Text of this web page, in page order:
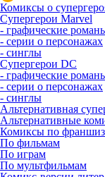
Комиксы о
Супергерои Marvel
- графические
- серии о персонажах
- синглы
Супергерои DC
- графические
- серии о персонажах
- синглы
Альтернативная
Альтернативные
Комиксы по
По фильмам
По играм
По мультфильмам